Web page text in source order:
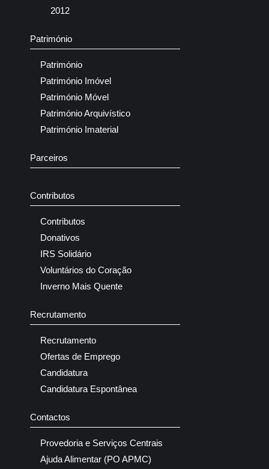
2012
Património
Património
Património Imóvel
Património Móvel
Património Arquivístico
Património Imaterial
Parceiros
Contributos
Contributos
Donativos
IRS Solidário
Voluntários do Coração
Inverno Mais Quente
Recrutamento
Recrutamento
Ofertas de Emprego
Candidatura
Candidatura Espontânea
Contactos
Provedoria e Serviços Centrais
Ajuda Alimentar (PO APMC)